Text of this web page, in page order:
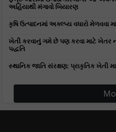
અહિંયાથી મંગાવો બિયારણ
કૃષિ ઉત્પાદનમાં અક્લ્પ્ય વધારો મેળવવા
ખેતી કરવાનું ગમે છે પણ કરવા માટે
પદ્ધતિ
સ્થાનિક જાતિ સંરક્ષણ: પ્રાકૃતિક ખેતી